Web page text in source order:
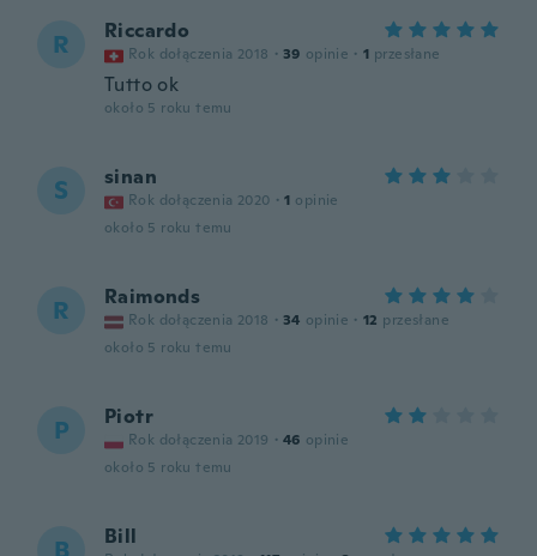
R Riccardo
Rok dołączenia 2018 · 39 opinie · 1 przesłane
Tutto ok
około 5 roku temu
S sinan
Rok dołączenia 2020 · 1 opinie
około 5 roku temu
R Raimonds
Rok dołączenia 2018 · 34 opinie · 12 przesłane
około 5 roku temu
P Piotr
Rok dołączenia 2019 · 46 opinie
około 5 roku temu
Bill